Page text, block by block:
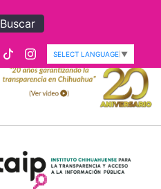
Buscar
SELECT LANGUAGE ▼